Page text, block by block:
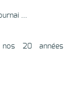
...
20 années